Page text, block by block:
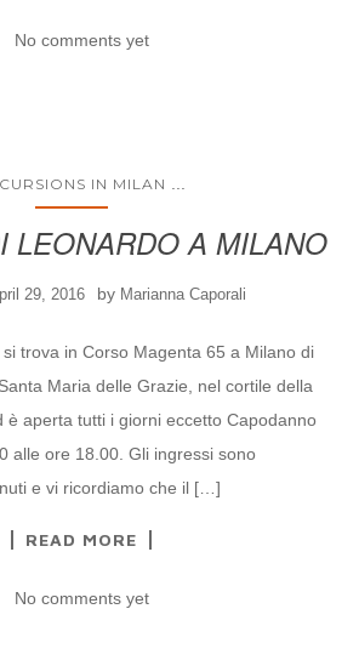
No comments yet
IN MILAN ...
LEONARDO A MILANO
29, 2016 by Marianna Caporali
trova in Corso Magenta 65 a Milano di
Maria delle Grazie, nel cortile della
è aperta tutti i giorni eccetto Capodanno
alle ore 18.00. Gli ingressi sono
e vi ricordiamo che il […]
READ MORE
No comments yet